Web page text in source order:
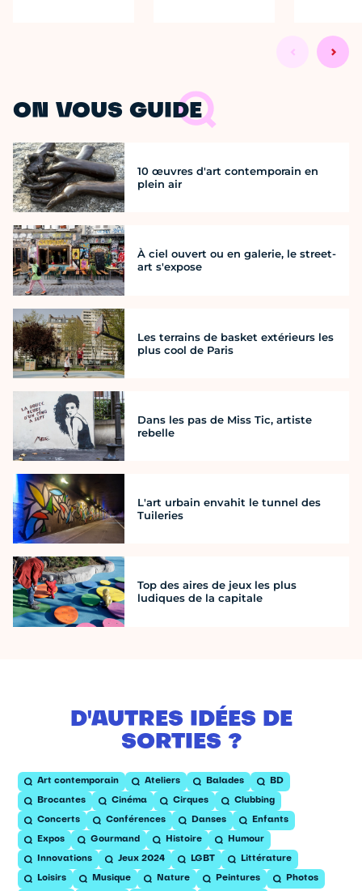
ON VOUS GUIDE
10 œuvres d'art contemporain en
plein air
À ciel ouvert ou en galerie, le street-
art s'expose
Les terrains de basket extérieurs les
plus cool de Paris
Dans les pas de Miss Tic, artiste
rebelle
L'art urbain envahit le tunnel des
Tuileries
Top des aires de jeux les plus
ludiques de la capitale
D'AUTRES IDÉES DE
SORTIES ?
Art contemporain Ateliers Balades BD
Brocantes Cinéma Cirques Clubbing
Concerts Conférences Danses Enfants
Expos Gourmand Histoire Humour
Innovations Jeux 2024 LGBT Littérature
Loisirs Musique Nature Peintures Photos